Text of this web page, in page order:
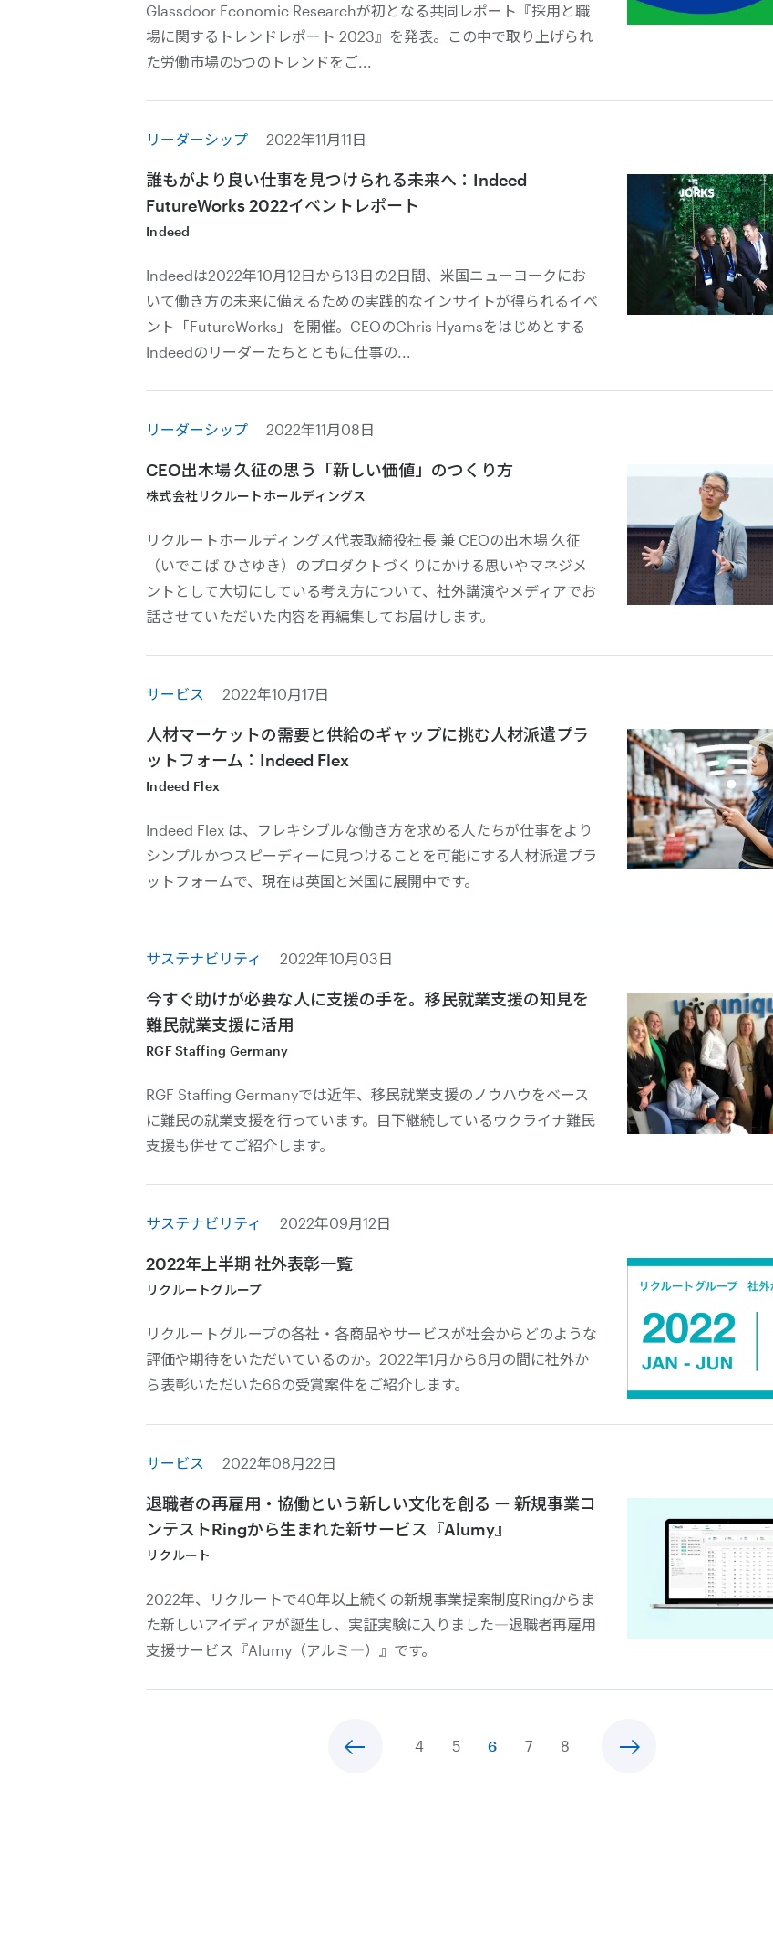
Glassdoor Economic Researchが初となる共同レポート『採用と職
場に関するトレンドレポート 2023』を発表。この中で取り上げられ
た労働市場の5つのトレンドをご...
リーダーシップ 2022年11月11日
誰もがより良い仕事を見つけられる未来へ：Indeed
FutureWorks 2022イベントレポート
Indeed
Indeedは2022年10月12日から13日の2日間、米国ニューヨークにお
いて働き方の未来に備えるための実践的なインサイトが得られるイベ
ント「FutureWorks」を開催。CEOのChris Hyamsをはじめとする
Indeedのリーダーたちとともに仕事の...
リーダーシップ 2022年11月08日
CEO出木場 久征の思う「新しい価値」のつくり方
株式会社リクルートホールディングス
リクルートホールディングス代表取締役社長 兼 CEOの出木場 久征
（いでこば ひさゆき）のプロダクトづくりにかける思いやマネジメ
ントとして大切にしている考え方について、社外講演やメディアでお
話させていただいた内容を再編集してお届けします。
サービス 2022年10月17日
人材マーケットの需要と供給のギャップに挑む人材派遣プラ
ットフォーム：Indeed Flex
Indeed Flex
Indeed Flex は、フレキシブルな働き方を求める人たちが仕事をより
シンプルかつスピーディーに見つけることを可能にする人材派遣プラ
ットフォームで、現在は英国と米国に展開中です。
サステナビリティ 2022年10月03日
今すぐ助けが必要な人に支援の手を。移民就業支援の知見を
難民就業支援に活用
RGF Staffing Germany
RGF Staffing Germanyでは近年、移民就業支援のノウハウをベース
に難民の就業支援を行っています。目下継続しているウクライナ難民
支援も併せてご紹介します。
サステナビリティ 2022年09月12日
2022年上半期 社外表彰一覧
リクルートグループ
リクルートグループの各社・各商品やサービスが社会からどのような
評価や期待をいただいているのか。2022年1月から6月の間に社外か
ら表彰いただいた66の受賞案件をご紹介します。
サービス 2022年08月22日
退職者の再雇用・協働という新しい文化を創る ー 新規事業コ
ンテストRingから生まれた新サービス『Alumy』
リクルート
2022年、リクルートで40年以上続くの新規事業提案制度Ringからま
た新しいアイディアが誕生し、実証実験に入りました―退職者再雇用
支援サービス『Alumy（アルミ―）』です。
4 5 6 7 8